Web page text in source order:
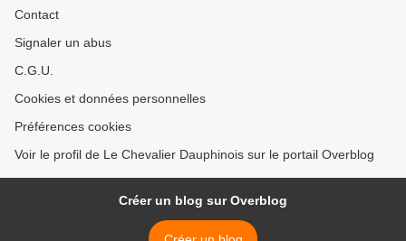
Contact
Signaler un abus
C.G.U.
Cookies et données personnelles
Préférences cookies
Voir le profil de Le Chevalier Dauphinois sur le portail Overblog
Créer un blog sur Overblog